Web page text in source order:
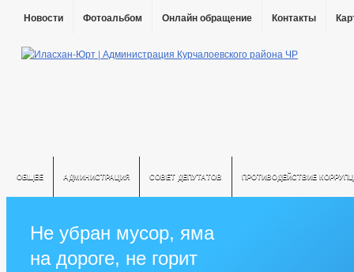
Новости Фотоальбом Онлайн обращение Контакты
ОБЩЕЕ АДМИНИСТРАЦИЯ СОВЕТ ДЕПУТАТОВ ПРОТИВОДЕЙСТВИЕ
Не убран мусор, яма
на дороге, не горит